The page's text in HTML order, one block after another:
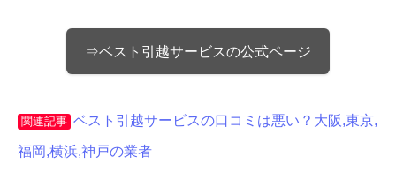
⇒ベスト引越サービスの公式ページ
関連記事 ベスト引越サービスの口コミは悪い？大阪,東京,
福岡,横浜,神戸の業者